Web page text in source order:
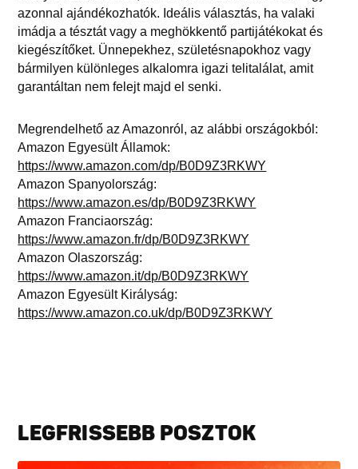
azonnal ajándékozhatók. Ideális választás, ha valaki
imádja a tésztát vagy a meghökkentő partijátékokat és
kiegészítőket. Ünnepekhez, születésnapokhoz vagy
bármilyen különleges alkalomra igazi telitalálat, amit
garantáltan nem felejt majd el senki.
Megrendelhető az Amazonról, az alábbi országokból:
Amazon Egyesült Államok:
https://www.amazon.com/dp/B0D9Z3RKWY
Amazon Spanyolország:
https://www.amazon.es/dp/B0D9Z3RKWY
Amazon Franciaország:
https://www.amazon.fr/dp/B0D9Z3RKWY
Amazon Olaszország:
https://www.amazon.it/dp/B0D9Z3RKWY
Amazon Egyesült Királyság:
https://www.amazon.co.uk/dp/B0D9Z3RKWY
LEGFRISSEBB POSZTOK